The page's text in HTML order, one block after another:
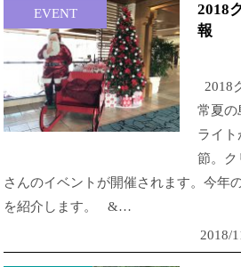
EVENT
2018
報
2018
常夏の
ライ
節。ク
さんのイベントが開催されます。今年
を紹介します。 &…
2018/